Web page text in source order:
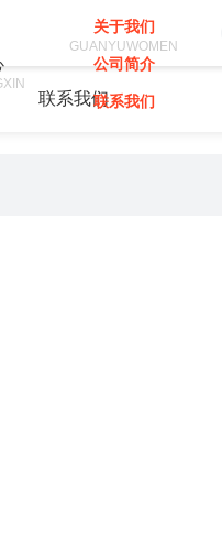
关于我们
GUANYUWOMEN
公司简介
联系我们
联系我们